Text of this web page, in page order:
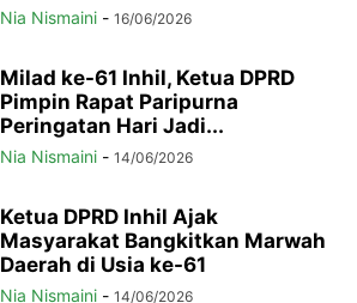
Nia Nismaini - 16/06/2026
Milad ke-61 Inhil, Ketua DPRD
Pimpin Rapat Paripurna
Peringatan Hari Jadi...
Nia Nismaini - 14/06/2026
Ketua DPRD Inhil Ajak
Masyarakat Bangkitkan Marwah
Daerah di Usia ke-61
Nia Nismaini - 14/06/2026